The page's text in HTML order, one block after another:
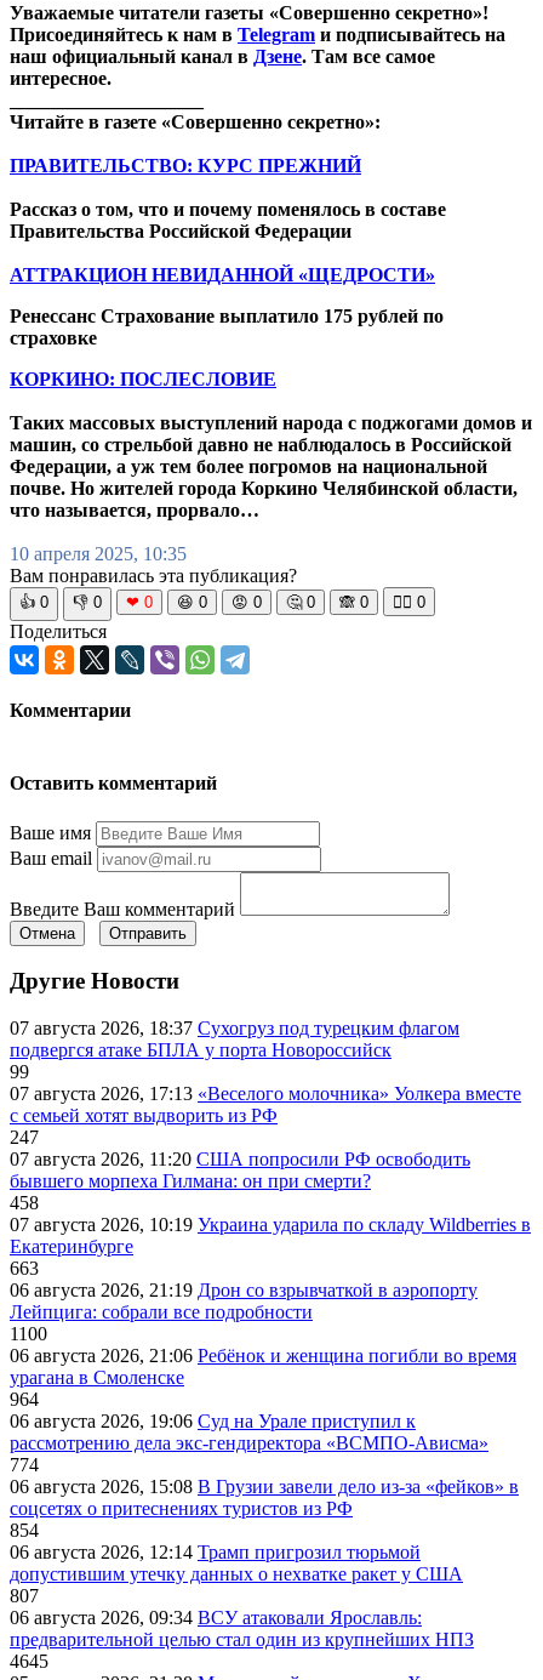
Уважаемые читатели газеты «Совершенно секретно»!
Присоединяйтесь к нам в Telegram и подписывайтесь на
наш официальный канал в Дзене. Там все самое
интересное.
Читайте в газете «Совершенно секретно»:
ПРАВИТЕЛЬСТВО: КУРС ПРЕЖНИЙ
Рассказ о том, что и почему поменялось в составе
Правительства Российской Федерации
АТТРАКЦИОН НЕВИДАННОЙ «ЩЕДРОСТИ»
Ренессанс Страхование выплатило 175 рублей по
страховке
КОРКИНО: ПОСЛЕСЛОВИЕ
Таких массовых выступлений народа с поджогами домов и
машин, со стрельбой давно не наблюдалось в Российской
Федерации, а уж тем более погромов на национальной
почве. Но жителей города Коркино Челябинской области,
что называется, прорвало…
10 апреля 2025, 10:35
Вам понравилась эта публикация?
👍 0 👎 0 ❤ 0 😆 0 😡 0 🤔 0 🙈 0 🧘‍♀️ 0
Поделиться
Комментарии
Оставить комментарий
Ваше имя
Ваш email
Введите Ваш комментарий
Отмена Отправить
Другие Новости
07 августа 2026, 18:37 Сухогруз под турецким флагом
подвергся атаке БПЛА у порта Новороссийск
99
07 августа 2026, 17:13 «Веселого молочника» Уолкера вместе
с семьей хотят выдворить из РФ
247
07 августа 2026, 11:20 США попросили РФ освободить
бывшего морпеха Гилмана: он при смерти?
458
07 августа 2026, 10:19 Украина ударила по складу Wildberries в
Екатеринбурге
663
06 августа 2026, 21:19 Дрон со взрывчаткой в аэропорту
Лейпцига: собрали все подробности
1100
06 августа 2026, 21:06 Ребёнок и женщина погибли во время
урагана в Смоленске
964
06 августа 2026, 19:06 Суд на Урале приступил к
рассмотрению дела экс-гендиректора «ВСМПО-Ависма»
774
06 августа 2026, 15:08 В Грузии завели дело из-за «фейков» в
соцсетях о притеснениях туристов из РФ
854
06 августа 2026, 12:14 Трамп пригрозил тюрьмой
допустившим утечку данных о нехватке ракет у США
807
06 августа 2026, 09:34 ВСУ атаковали Ярославль:
предварительной целью стал один из крупнейших НПЗ
4645